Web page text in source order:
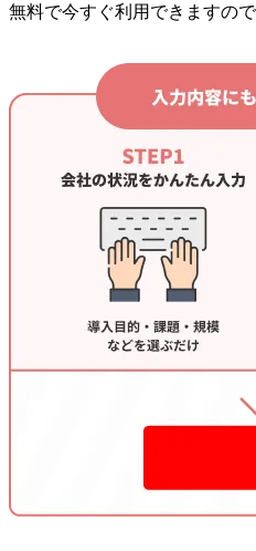
無料で今すぐ利用できますの